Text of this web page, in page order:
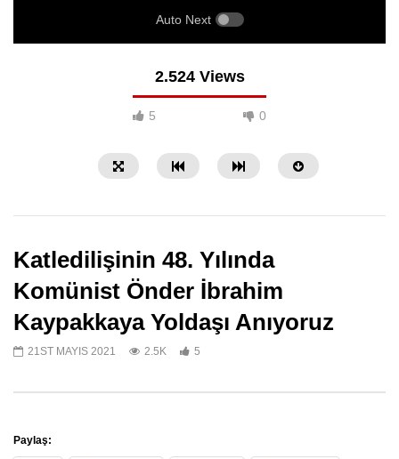
Auto Next
2.524 Views
5 0
Katledilişinin 48. Yılında
Komünist Önder İbrahim
Kaypakkaya Yoldaşı Anıyoruz
21ST MAYIS 2021 2.5K 5
Paylaş: